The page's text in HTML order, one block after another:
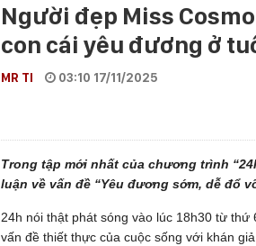
Người đẹp Miss
con cái yêu đương ở
MR TI 03:10 17/11/2025
Trong tập mới nhất của chương trình
luận về vấn đề “Yêu đương sớm, dễ đổ
24h nói thật phát sóng vào lúc 18h30 từ
vấn đề thiết thực của cuộc sống với khán